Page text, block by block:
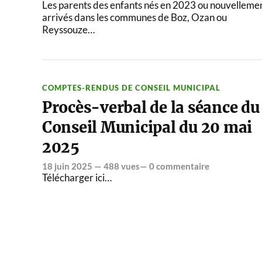
Les parents des enfants nés en 2023 ou
arrivés dans les communes de Boz, Ozan ou
Reyssouze…
COMPTES-RENDUS DE CONSEIL MUNICIPAL
Procès-verbal de la séance du
Conseil Municipal du 20 mai
2025
18 juin 2025 — 488 vues— 0 commentaire
Télécharger ici…